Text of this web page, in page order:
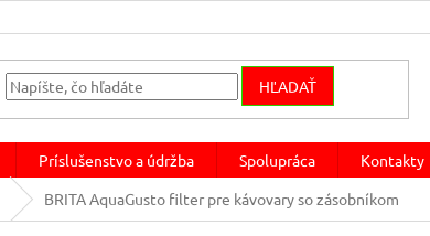
HĽADAŤ
Príslušenstvo a údržba Spolupráca Kontakty
BRITA AquaGusto filter pre kávovary so zásobníkom